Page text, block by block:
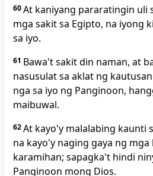
60At kaniyang pararatingin uli
mga sakit sa Egipto, na iyong
sa iyo.
61 Bawa't sakit din naman, at
nasusulat sa aklat ng
nga sa iyo ng Panginoon,
maibuwal.
62At kayo'y malalabing kaunti
na kayo'y naging gaya ng mga
karamihan; sapagka't hindi
Panginoon mong Dios.